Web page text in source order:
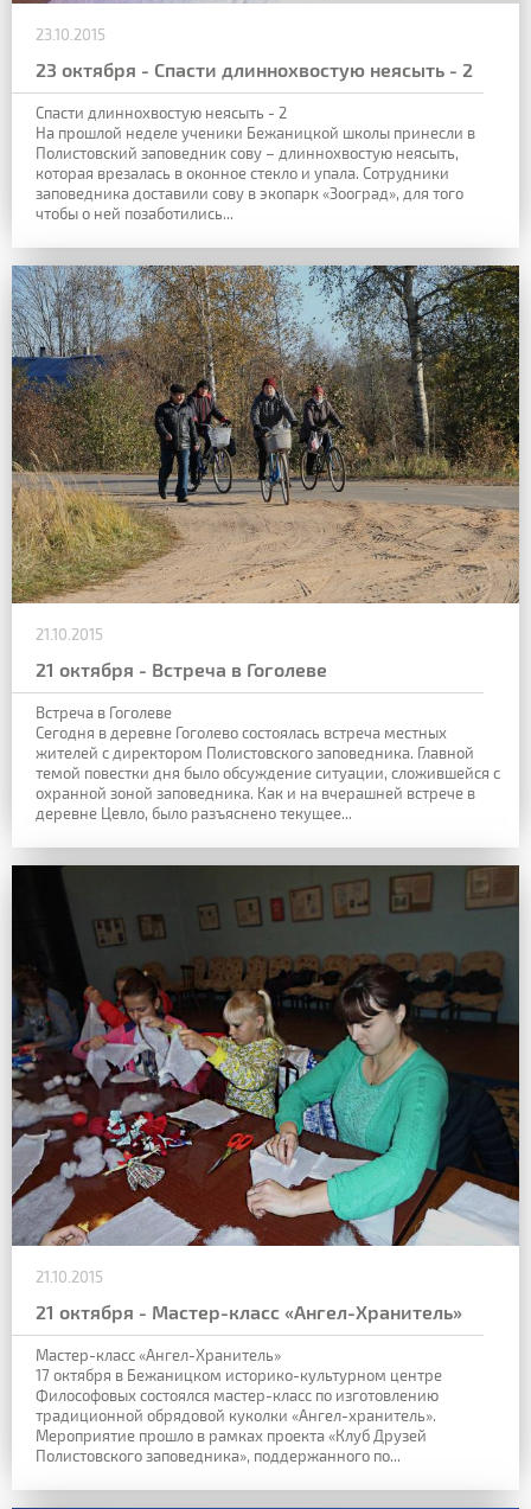
23.10.2015
23 октября - Спасти длиннохвостую неясыть - 2
Спасти длиннохвостую неясыть - 2
На прошлой неделе ученики Бежаницкой школы принесли в
Полистовский заповедник сову – длиннохвостую неясыть,
которая врезалась в оконное стекло и упала. Сотрудники
заповедника доставили сову в экопарк «Зооград», для того
чтобы о ней позаботились...
21.10.2015
21 октября - Встреча в Гоголеве
Встреча в Гоголеве
Сегодня в деревне Гоголево состоялась встреча местных
жителей с директором Полистовского заповедника. Главной
темой повестки дня было обсуждение ситуации, сложившейся с
охранной зоной заповедника. Как и на вчерашней встрече в
деревне Цевло, было разъяснено текущее...
21.10.2015
21 октября - Мастер-класс «Ангел-Хранитель»
Мастер-класс «Ангел-Хранитель»
17 октября в Бежаницком историко-культурном центре
Философовых состоялся мастер-класс по изготовлению
традиционной обрядовой куколки «Ангел-хранитель».
Мероприятие прошло в рамках проекта «Клуб Друзей
Полистовского заповедника», поддержанного по...